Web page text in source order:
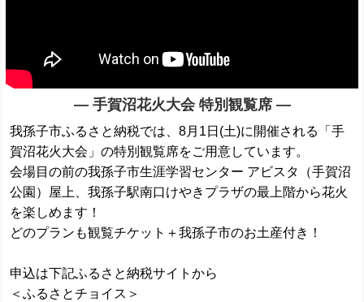
― 手賀沼花火大会 特別観覧席 ―
我孫子市ふるさと納税では、8月1日(土)に開催される「手
賀沼花火大会」の特別観覧席をご用意しています。
会場目の前の我孫子市生涯学習センター アビスタ（手賀沼
公園）屋上、我孫子駅南口けやきプラザの最上階から花火
を楽しめます！
どのプランも観覧チケット＋我孫子市のお土産付き！
申込は下記ふるさと納税サイトから
＜ふるさとチョイス＞